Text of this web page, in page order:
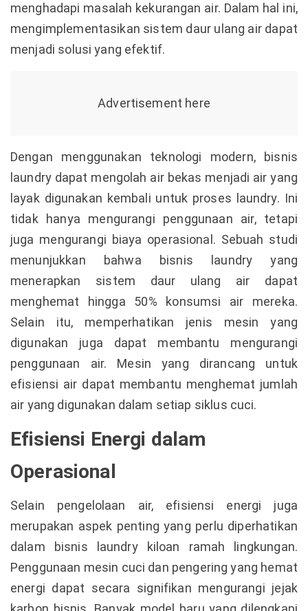
menghadapi masalah kekurangan air. Dalam hal ini,
mengimplementasikan sistem daur ulang air dapat
menjadi solusi yang efektif.
Dengan menggunakan teknologi modern, bisnis
laundry dapat mengolah air bekas menjadi air yang
layak digunakan kembali untuk proses laundry. Ini
tidak hanya mengurangi penggunaan air, tetapi
juga mengurangi biaya operasional. Sebuah studi
menunjukkan bahwa bisnis laundry yang
menerapkan sistem daur ulang air dapat
menghemat hingga 50% konsumsi air mereka.
Selain itu, memperhatikan jenis mesin yang
digunakan juga dapat membantu mengurangi
penggunaan air. Mesin yang dirancang untuk
efisiensi air dapat membantu menghemat jumlah
air yang digunakan dalam setiap siklus cuci.
Efisiensi Energi dalam
Operasional
Selain pengelolaan air, efisiensi energi juga
merupakan aspek penting yang perlu diperhatikan
dalam bisnis laundry kiloan ramah lingkungan.
Penggunaan mesin cuci dan pengering yang hemat
energi dapat secara signifikan mengurangi jejak